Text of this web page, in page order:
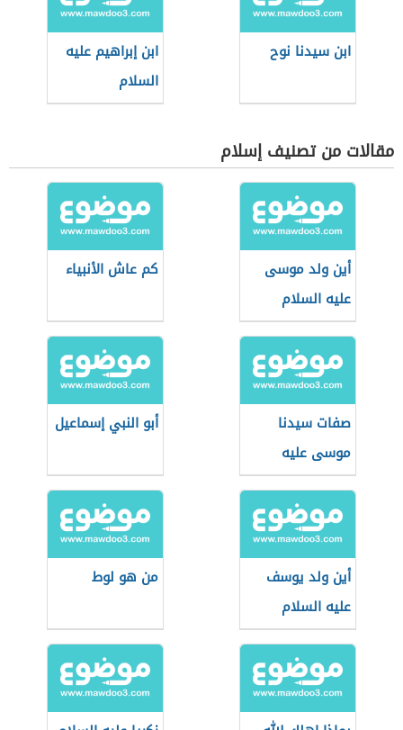
ابن سيدنا نوح
ابن إبراهيم عليه
السلام
مقالات من تصنيف إسلام
أين ولد موسى
عليه السلام
كم عاش الأنبياء
صفات سيدنا
موسى عليه
السلام
أبو النبي إسماعيل
أين ولد يوسف
عليه السلام
من هو لوط